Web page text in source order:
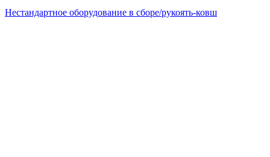
Нестандартное оборудование в сборе/рукоять-ковш